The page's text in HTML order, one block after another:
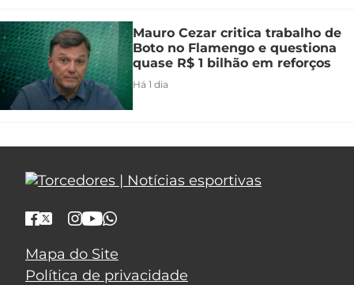
Mauro Cezar critica trabalho de
Boto no Flamengo e questiona
quase R$ 1 bilhão em reforços
Há 1 dia
Mapa do Site
Política de privacidade